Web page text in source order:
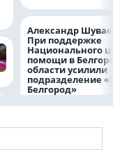
Александр
При поддержке
Национального
помощи в
области усилили
подразделение
Белгород»